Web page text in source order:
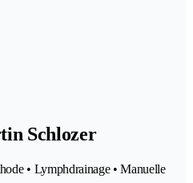
Schlozer
• Lymphdrainage • Manuelle